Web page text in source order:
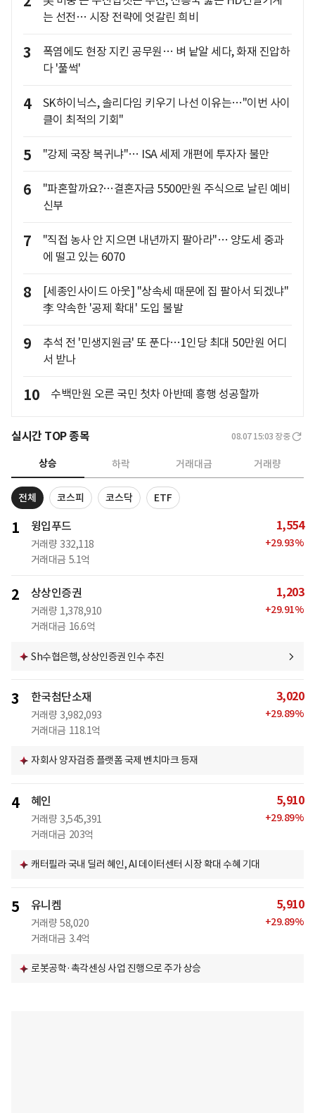
는 선전… 시장 전략에 엇갈린 희비
3
폭염에도 현장 지킨 공무원… 벼 낱알 세다, 화재 진압하
다 '풀썩'
4
SK하이닉스, 솔리다임 키우기 나선 이유는…"이번 사이
클이 최적의 기회"
5 "강제 국장 복귀냐"… ISA 세제 개편에 투자자 불만
6
"파혼할까요?…결혼자금 5500만원 주식으로 날린 예비
신부
7
"직접 농사 안 지으면 내년까지 팔아라"… 양도세 중과
에 떨고 있는 6070
8
[세종인사이드 아웃] "상속세 때문에 집 팔아서 되겠냐"
李 약속한 '공제 확대' 도입 불발
9
추석 전 '민생지원금' 또 푼다…1인당 최대 50만원 어디
서 받나
10 수백만원 오른 국민 첫차 아반떼 흥행 성공할까
실시간 TOP 종목 08.07 15:03 장중
상승 하락 거래대금 거래량
전체 코스피 코스닥 ETF
1 윙입푸드
거래량 332,118
거래대금 5.1억
1,554
+29.93%
2 상상인증권
거래량 1,378,910
거래대금 16.6억
1,203
+29.91%
Sh수협은행, 상상인증권 인수 추진
3 한국첨단소재
거래량 3,982,093
거래대금 118.1억
3,020
+29.89%
자회사 양자검증 플랫폼 국제 벤치마크 등재
4 혜인
거래량 3,545,391
거래대금 203억
5,910
+29.89%
캐터필라 국내 딜러 혜인, AI 데이터센터 시장 확대 수혜 기대
5 유니켐
거래량 58,020
거래대금 3.4억
5,910
+29.89%
로봇공학·촉각센싱 사업 진행으로 주가 상승